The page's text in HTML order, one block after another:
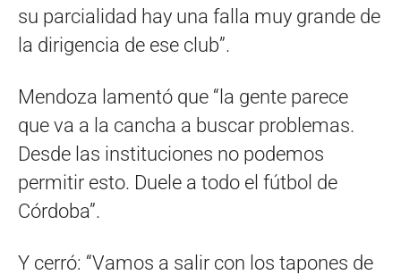
su parcialidad hay una falla muy grande de
la dirigencia de ese club”.
Mendoza lamentó que “la gente parece
que va a la cancha a buscar problemas.
Desde las instituciones no podemos
permitir esto. Duele a todo el fútbol de
Córdoba”.
Y cerró: “Vamos a salir con los tapones de